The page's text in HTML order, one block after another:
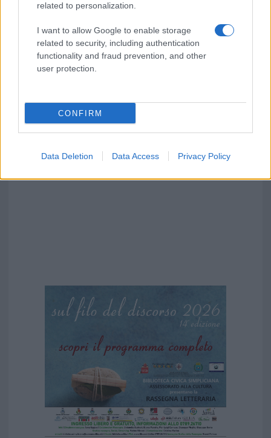
related to personalization.
I want to allow Google to enable storage
related to security, including authentication
functionality and fraud prevention, and other
user protection.
CONFIRM
Data Deletion Data Access Privacy Policy